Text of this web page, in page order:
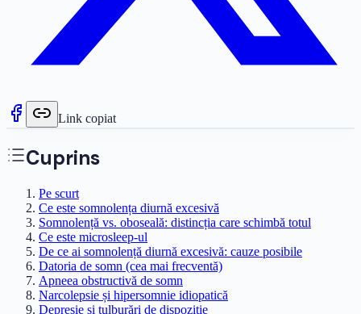
Link copiat
Cuprins
Pe scurt
Ce este somnolența diurnă excesivă
Somnolență vs. oboseală: distincția care schimbă totul
Ce este microsleep-ul
De ce ai somnolență diurnă excesivă: cauze posibile
Datoria de somn (cea mai frecventă)
Apneea obstructivă de somn
Narcolepsie și hipersomnie idiopatică
Depresie și tulburări de dispoziție